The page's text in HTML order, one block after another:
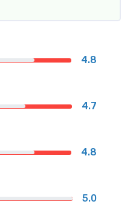
4.8
4.7
4.8
5.0